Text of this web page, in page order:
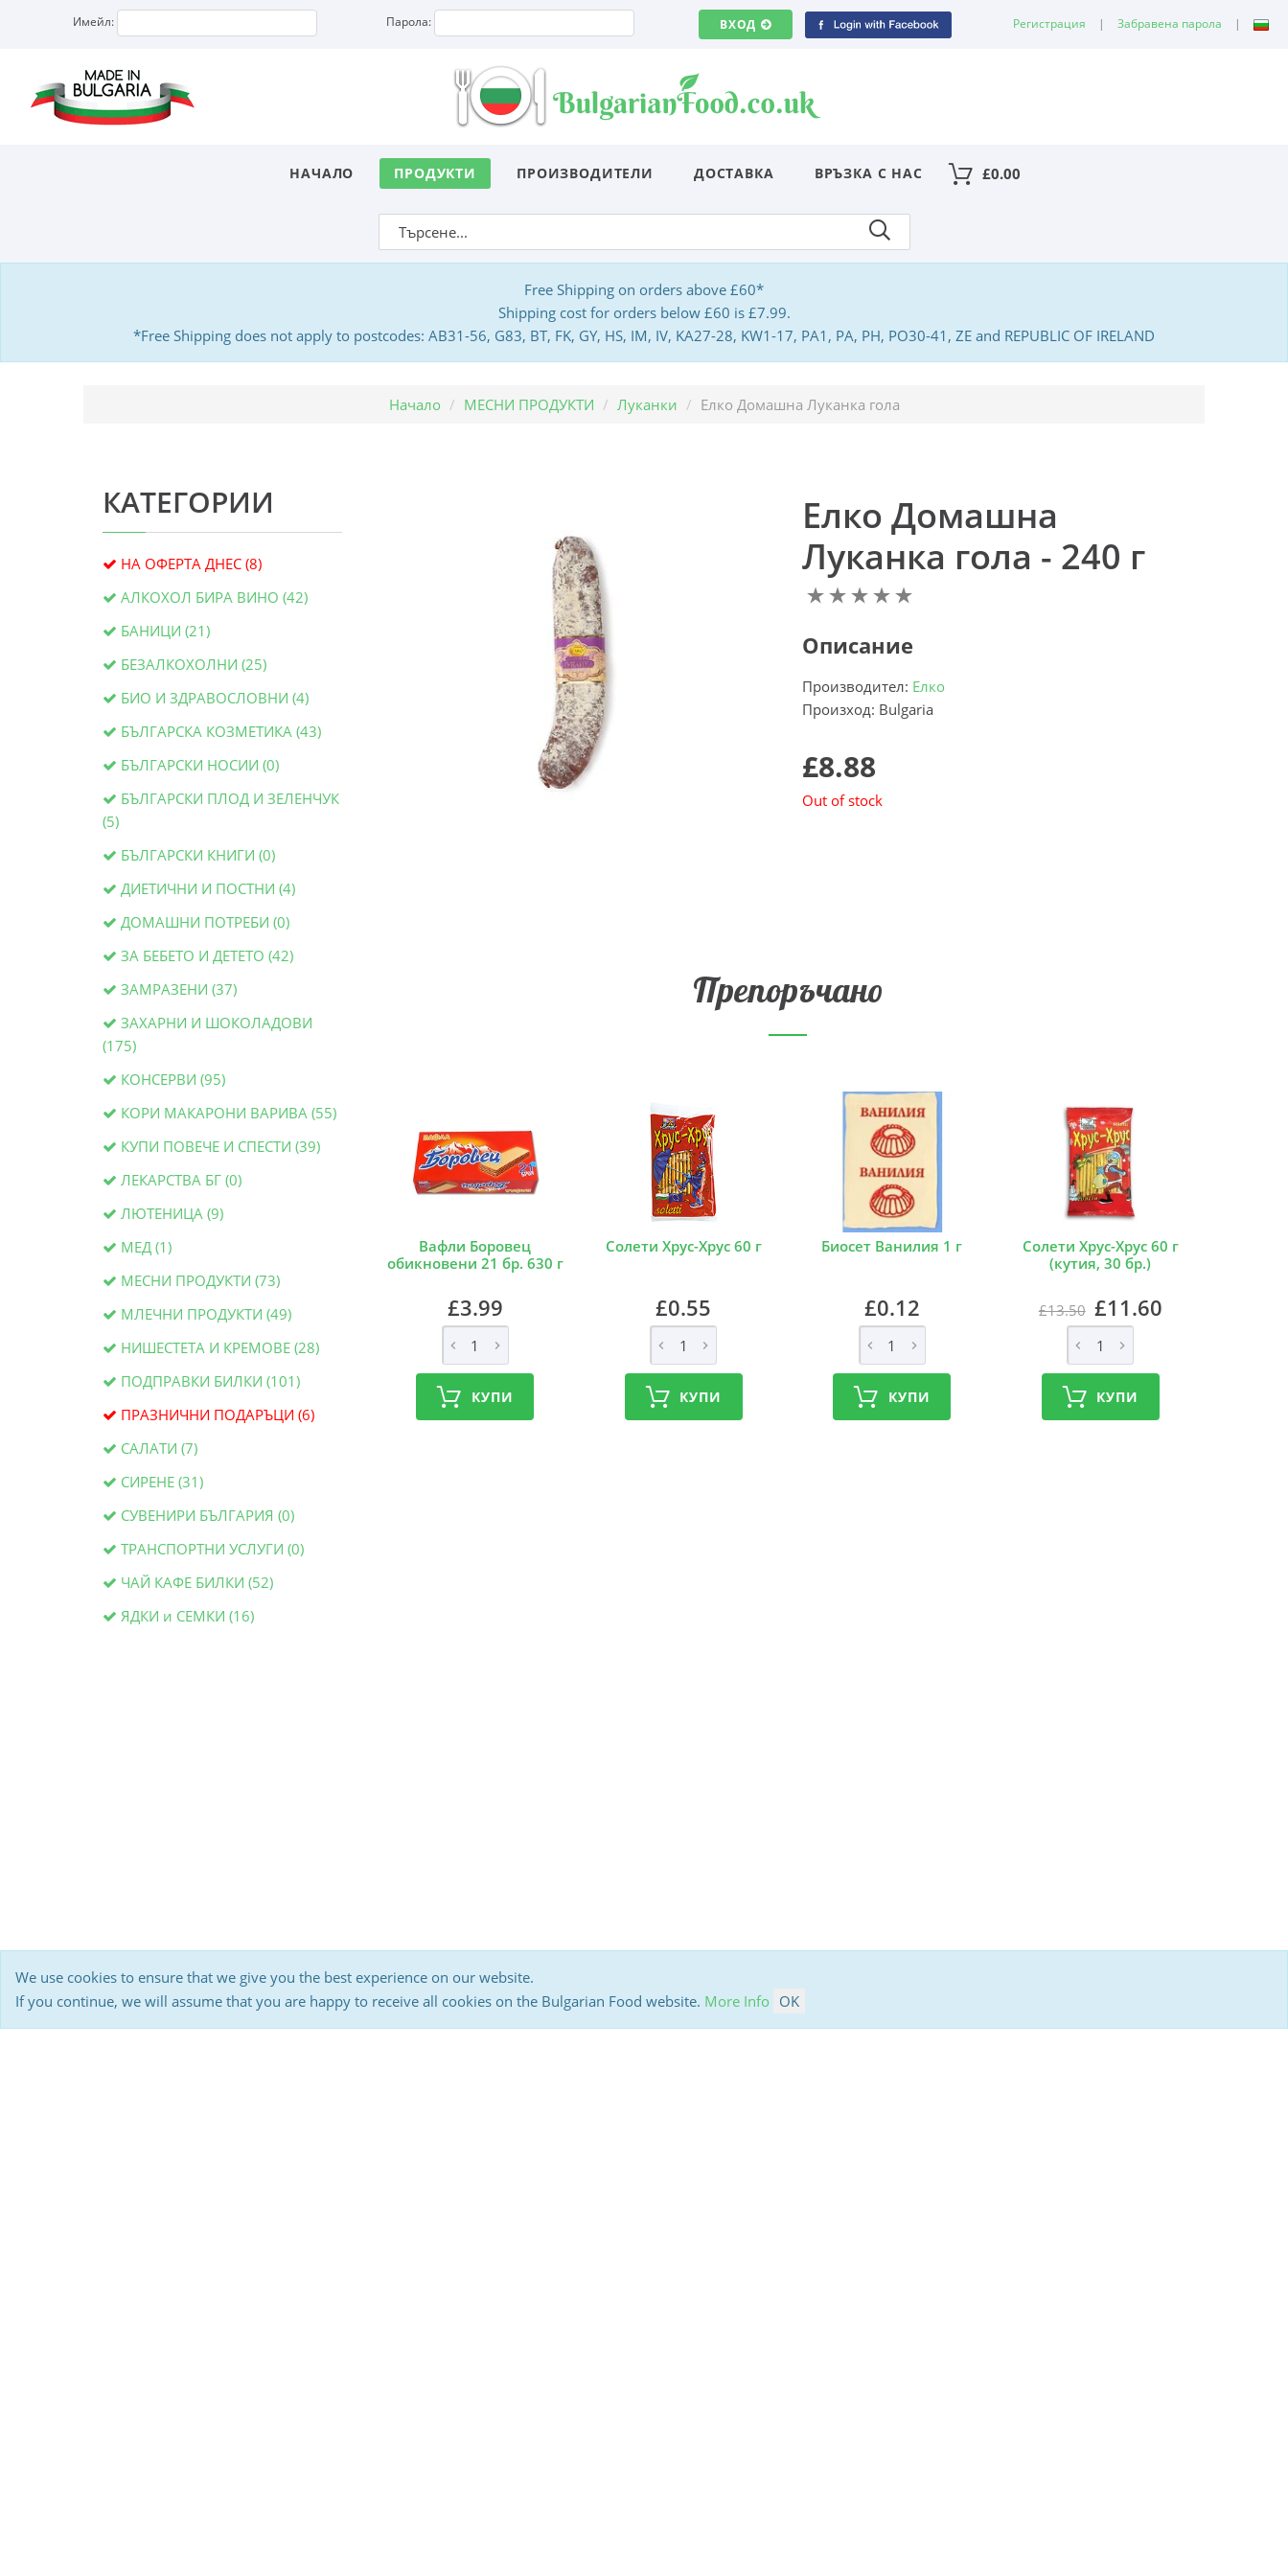
Имейл: Парола: ВХОД Регистрация | Забравена парола |
НАЧАЛО ПРОДУКТИ ПРОИЗВОДИТЕЛИ ДОСТАВКА ВРЪЗКА С НАС £0.00
Free Shipping on orders above £60*
Shipping cost for orders below £60 is £7.99.
*Free Shipping does not apply to postcodes: AB31-56, G83, BT, FK, GY, HS, IM, IV, KA27-28, KW1-17, PA1, PA, PH, PO30-41, ZE and REPUBLIC OF IRELAND
Начало МЕСНИ ПРОДУКТИ Луканки Елко Домашна Луканка гола
КАТЕГОРИИ
НА ОФЕРТА ДНЕС (8)
АЛКОХОЛ БИРА ВИНО (42)
БАНИЦИ (21)
БЕЗАЛКОХОЛНИ (25)
БИО И ЗДРАВОСЛОВНИ (4)
БЪЛГАРСКА КОЗМЕТИКА (43)
БЪЛГАРСКИ НОСИИ (0)
БЪЛГАРСКИ ПЛОД И ЗЕЛЕНЧУК
(5)
БЪЛГАРСКИ КНИГИ (0)
ДИЕТИЧНИ И ПОСТНИ (4)
ДОМАШНИ ПОТРЕБИ (0)
ЗА БЕБЕТО И ДЕТЕТО (42)
ЗАМРАЗЕНИ (37)
ЗАХАРНИ И ШОКОЛАДОВИ
(175)
КОНСЕРВИ (95)
КОРИ МАКАРОНИ ВАРИВА (55)
КУПИ ПОВЕЧЕ И СПЕСТИ (39)
ЛЕКАРСТВА БГ (0)
ЛЮТЕНИЦА (9)
МЕД (1)
МЕСНИ ПРОДУКТИ (73)
МЛЕЧНИ ПРОДУКТИ (49)
НИШЕСТЕТА И КРЕМОВЕ (28)
ПОДПРАВКИ БИЛКИ (101)
ПРАЗНИЧНИ ПОДАРЪЦИ (6)
САЛАТИ (7)
СИРЕНЕ (31)
СУВЕНИРИ БЪЛГАРИЯ (0)
ТРАНСПОРТНИ УСЛУГИ (0)
ЧАЙ КАФЕ БИЛКИ (52)
ЯДКИ и СЕМКИ (16)
Елко Домашна
Луканка гола - 240 г
Описание
Производител: Елко
Произход: Bulgaria
£8.88
Out of stock
Препоръчано
Вафли Боровец
обикновени 21 бр. 630 г
£3.99
КУПИ
Солети Хрус-Хрус 60 г
£0.55
КУПИ
Биосет Ванилия 1 г
£0.12
КУПИ
Солети Хрус-Хрус 60 г
(кутия, 30 бр.)
£13.50 £11.60
КУПИ
We use cookies to ensure that we give you the best experience on our website.
If you continue, we will assume that you are happy to receive all cookies on the Bulgarian Food website. More Info OK